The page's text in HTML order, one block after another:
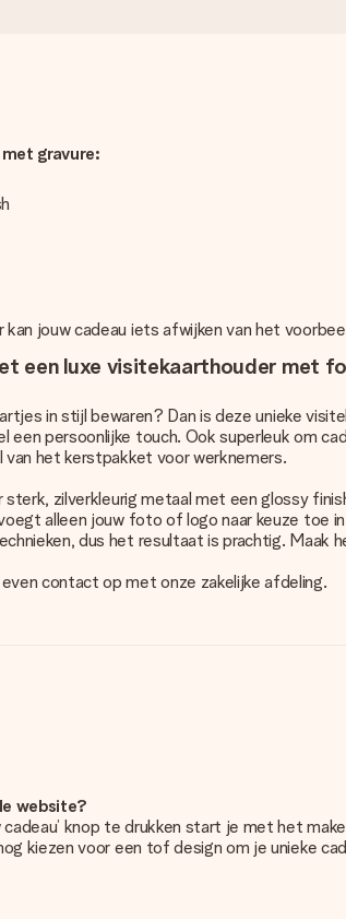
gravure:
jouw cadeau iets afwijken van het
een luxe visitekaarthouder met
in stijl bewaren? Dan is deze unieke
een persoonlijke touch. Ook superleuk om
het kerstpakket voor werknemers.
zilverkleurig metaal met een glossy
alleen jouw foto of logo naar keuze toe
dus het resultaat is prachtig. Maak
contact op met onze zakelijke afdeling.
website?
knop te drukken start je met het
kiezen voor een tof design om je unieke